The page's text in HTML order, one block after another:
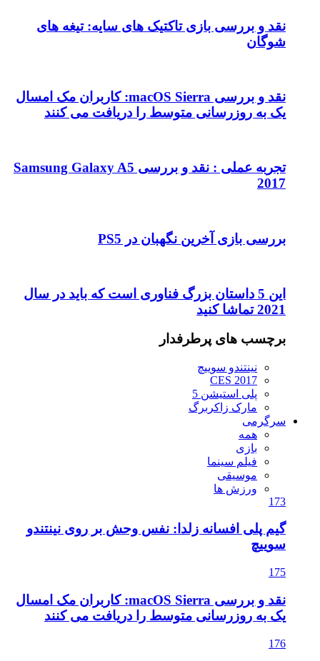
نقد و بررسی بازی تاکتیک های سایه: تیغه های
شوگان
نقد و بررسی macOS Sierra: کاربران مک امسال
یک به روزرسانی متوسط را دریافت می کنند
تجربه عملی : نقد و بررسی Samsung Galaxy A5
2017
بررسی بازی آخرین نگهبان در PS5
این 5 داستان بزرگ فناوری است که باید در سال
2021 تماشا کنید
برچسب های پرطرفدار
نینتندو سوییچ
CES 2017
پلی استیشن 5
مارک زاکربرگ
سرگرمی
همه
بازی
فیلم سینما
موسیقی
ورزش ها
173
گیم پلی افسانه زلدا: نفس وحش بر روی نینتندو
سوییچ
175
نقد و بررسی macOS Sierra: کاربران مک امسال
یک به روزرسانی متوسط را دریافت می کنند
176